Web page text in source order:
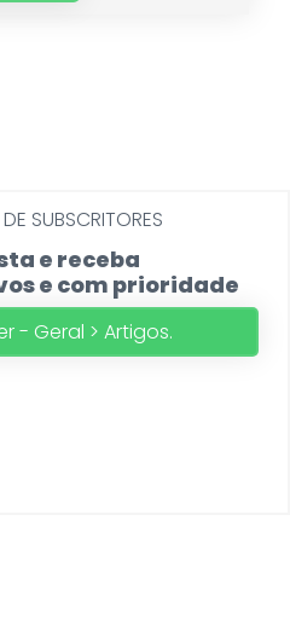
SUBSCRITORES
e receba
e com prioridade
- Geral > Artigos.